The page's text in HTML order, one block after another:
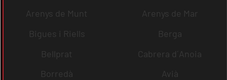
Arenys de Munt
Arenys de Mar
Bigues i Riells
Berga
Bellprat
Cabrera d´Anoia
Borredà
Avià